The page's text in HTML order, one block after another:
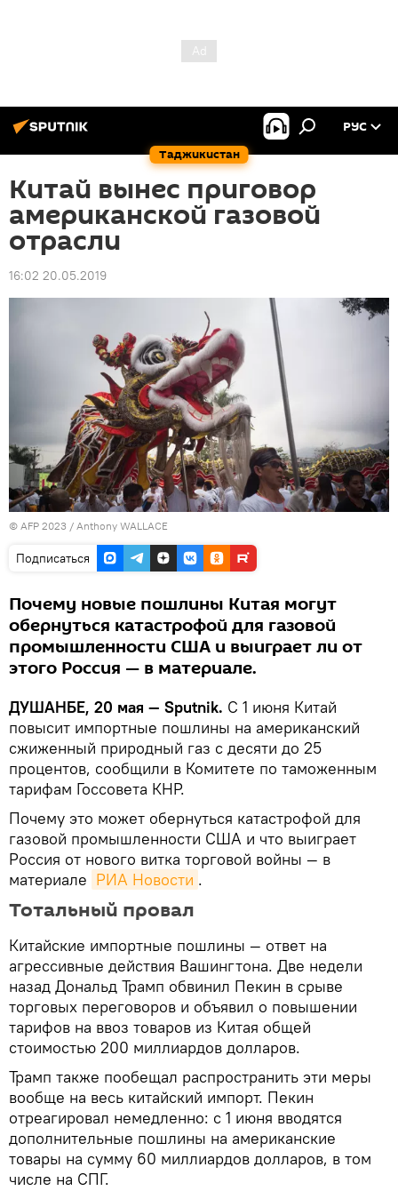
Таджикистан
РУС
Китай вынес приговор
американской газовой
отрасли
16:02 20.05.2019
© AFP 2023 / Anthony WALLACE
Подписаться
Почему новые пошлины Китая могут
обернуться катастрофой для газовой
промышленности США и выиграет ли от
этого Россия — в материале.
ДУШАНБЕ, 20 мая — Sputnik. С 1 июня Китай
повысит импортные пошлины на американский
сжиженный природный газ с десяти до 25
процентов, сообщили в Комитете по таможенным
тарифам Госсовета КНР.
Почему это может обернуться катастрофой для
газовой промышленности США и что выиграет
Россия от нового витка торговой войны — в
материале РИА Новости .
Тотальный провал
Китайские импортные пошлины — ответ на
агрессивные действия Вашингтона. Две недели
назад Дональд Трамп обвинил Пекин в срыве
торговых переговоров и объявил о повышении
тарифов на ввоз товаров из Китая общей
стоимостью 200 миллиардов долларов.
Трамп также пообещал распространить эти меры
вообще на весь китайский импорт. Пекин
отреагировал немедленно: с 1 июня вводятся
дополнительные пошлины на американские
товары на сумму 60 миллиардов долларов, в том
числе на СПГ.